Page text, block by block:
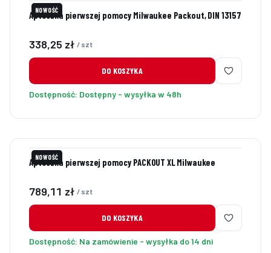
NOWOŚĆ
Apteczka pierwszej pomocy Milwaukee Packout, DIN 13157
Cena
338,25 zł / szt
DO KOSZYKA
Dostępność: Dostępny - wysyłka w 48h
NOWOŚĆ
Apteczka pierwszej pomocy PACKOUT XL Milwaukee
Cena
789,11 zł / szt
DO KOSZYKA
Dostępność: Na zamówienie - wysyłka do 14 dni